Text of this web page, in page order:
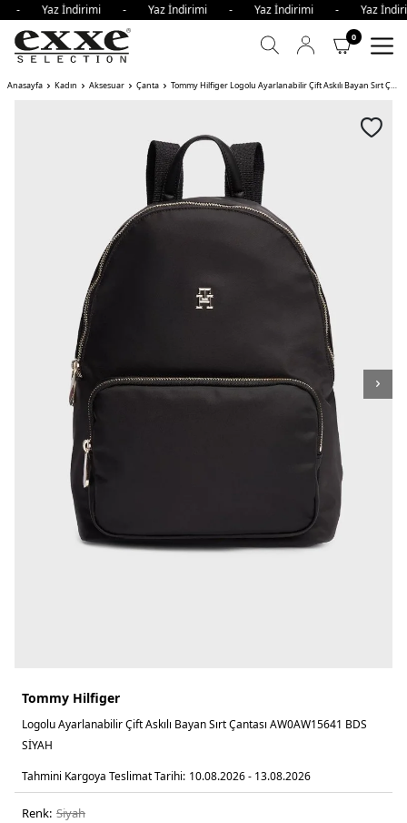
- Yaz İndirimi - Yaz İndirimi - Yaz İndirimi -
0
Anasayfa Kadın Aksesuar Çanta Tommy Hilfiger Logolu Ayarlanabilir Çift Askılı Bayan Sırt Çantası BDS
Tommy Hilfiger
Logolu Ayarlanabilir Çift Askılı Bayan Sırt Çantası AW0AW15641 BDS
SİYAH
Tahmini Kargoya Teslimat Tarihi: 10.08.2026 - 13.08.2026
Renk: si̇yah